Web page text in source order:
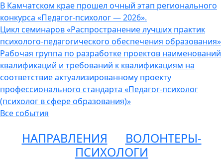
В Камчатском крае прошел очный этап регионального
конкурса «Педагог-психолог — 2026».
Цикл семинаров «Распространение лучших практик
психолого-педагогического обеспечения образования»
Рабочая группа по разработке проектов наименований
квалификаций и требований к квалификациям на
соответствие актуализированному проекту
профессионального стандарта «Педагог-психолог
(психолог в сфере образования)»
Все события
НАПРАВЛЕНИЯ
ВОЛОНТЕРЫ-
ПСИХОЛОГИ